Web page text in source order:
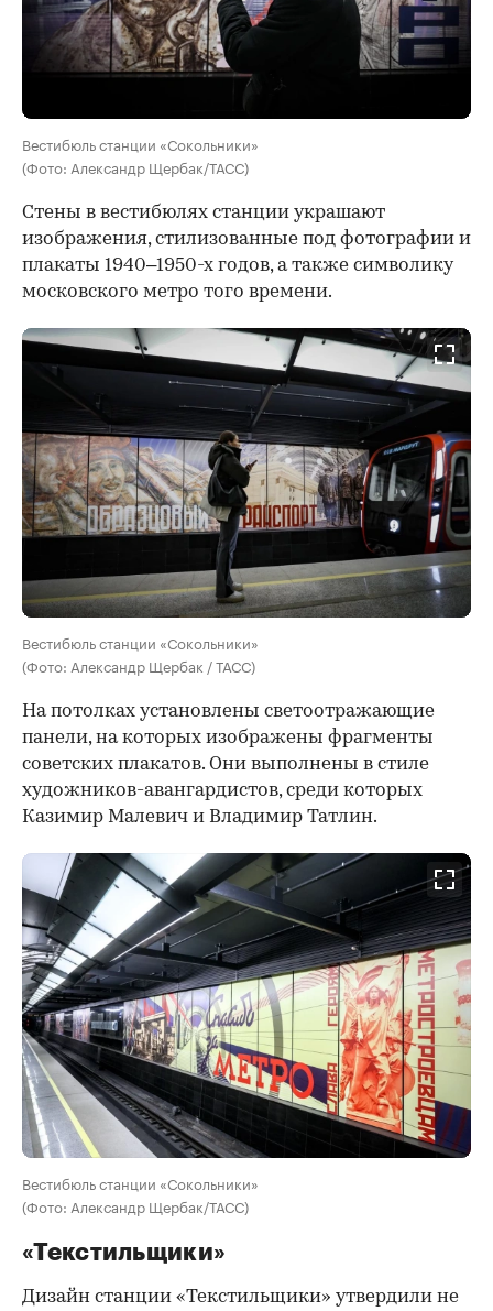
Вестибюль станции «Сокольники»
(Фото: Александр Щербак/ТАСС)
Стены в вестибюлях станции украшают
изображения, стилизованные под фотографии и
плакаты 1940–1950-х годов, а также символику
московского метро того времени.
Вестибюль станции «Сокольники»
(Фото: Александр Щербак / ТАСС)
На потолках установлены светоотражающие
панели, на которых изображены фрагменты
советских плакатов. Они выполнены в стиле
художников-авангардистов, среди которых
Казимир Малевич и Владимир Татлин.
Вестибюль станции «Сокольники»
(Фото: Александр Щербак/ТАСС)
«Текстильщики»
Дизайн станции «Текстильщики» утвердили не